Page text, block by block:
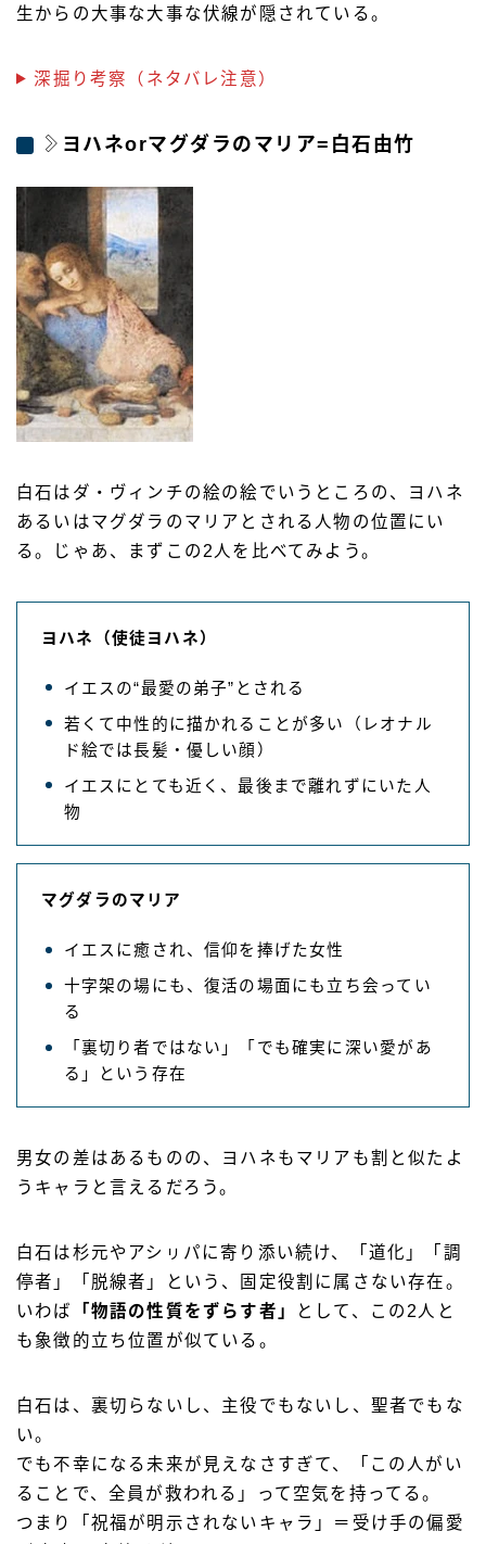
生からの大事な大事な伏線が隠されている。
深掘り考察（ネタバレ注意）
ヨハネorマグダラのマリア=白石由竹
白石はダ・ヴィンチの絵の絵でいうところの、ヨハネ
あるいはマグダラのマリアとされる人物の位置にい
る。じゃあ、まずこの2人を比べてみよう。
ヨハネ（使徒ヨハネ）
イエスの“最愛の弟子”とされる
若くて中性的に描かれることが多い（レオナル
ド絵では長髪・優しい顔）
イエスにとても近く、最後まで離れずにいた人
物
マグダラのマリア
イエスに癒され、信仰を捧げた女性
十字架の場にも、復活の場面にも立ち会ってい
る
「裏切り者ではない」「でも確実に深い愛があ
る」という存在
男女の差はあるものの、ヨハネもマリアも割と似たよ
うキャラと言えるだろう。
白石は杉元やアシㇼパに寄り添い続け、「道化」「調
停者」「脱線者」という、固定役割に属さない存在。
いわば
「物語の性質をずらす者」
として、この2人と
も象徴的立ち位置が似ている。
白石は、裏切らないし、主役でもないし、聖者でもな
い。
でも不幸になる未来が見えなさすぎて、「この人がい
ることで、全員が救われる」って空気を持ってる。
つまり「祝福が明示されないキャラ」＝受け手の偏愛